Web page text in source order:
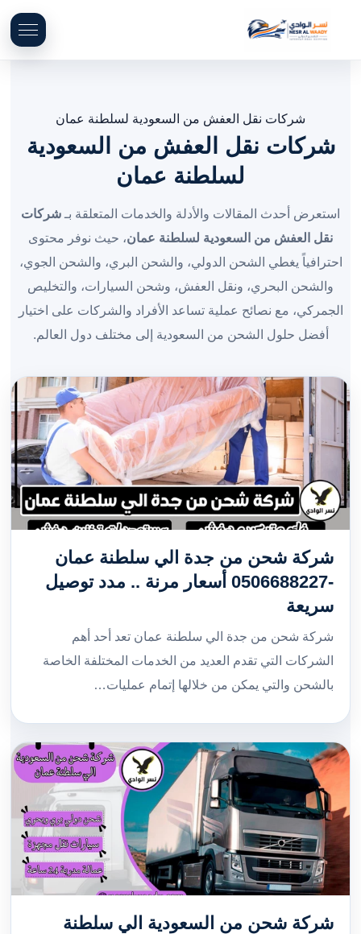
شركات نقل العفش من السعودية لسلطنة عمان
شركات نقل العفش من السعودية
لسلطنة عمان
استعرض أحدث المقالات والأدلة والخدمات المتعلقة بـ شركات
نقل العفش من السعودية لسلطنة عمان، حيث نوفر محتوى
احترافياً يغطي الشحن الدولي، والشحن البري، والشحن الجوي،
والشحن البحري، ونقل العفش، وشحن السيارات، والتخليص
الجمركي، مع نصائح عملية تساعد الأفراد والشركات على اختيار
أفضل حلول الشحن من السعودية إلى مختلف دول العالم.
شركة شحن من جدة الي سلطنة عمان
-0506688227 أسعار مرنة .. مدد توصيل
سريعة
شركة شحن من جدة الي سلطنة عمان تعد أحد أهم
الشركات التي تقدم العديد من الخدمات المختلفة الخاصة
بالشحن والتي يمكن من خلالها إتمام عمليات…
شركة شحن من السعودية الي سلطنة